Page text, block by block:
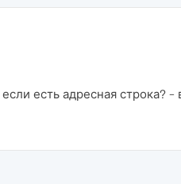
есть адресная строка?